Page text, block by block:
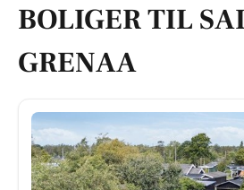
BOLIGER TIL
GRENAA